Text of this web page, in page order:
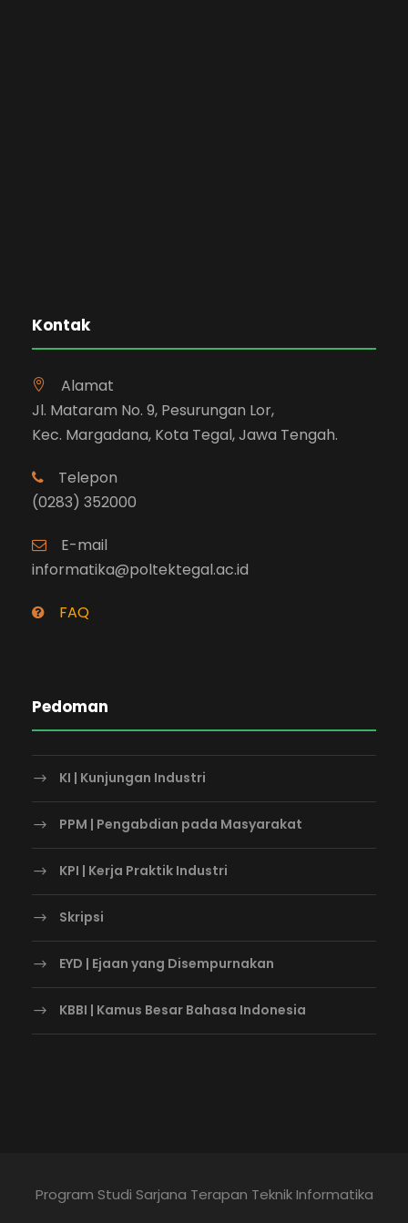
Kontak
Alamat
Jl. Mataram No. 9, Pesurungan Lor,
Kec. Margadana, Kota Tegal, Jawa Tengah.
Telepon
(0283) 352000
E-mail
informatika@poltektegal.ac.id
FAQ
Pedoman
KI | Kunjungan Industri
PPM | Pengabdian pada Masyarakat
KPI | Kerja Praktik Industri
Skripsi
EYD | Ejaan yang Disempurnakan
KBBI | Kamus Besar Bahasa Indonesia
Program Studi Sarjana Terapan Teknik Informatika